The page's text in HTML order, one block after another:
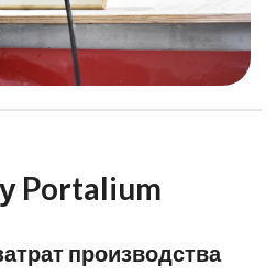
Portalium
производства